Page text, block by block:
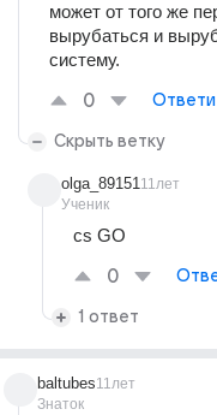
может от того же
вырубаться и
систему.
0
Скрыть ветку
olga_89151
Ученик
11лет
cs GO
0
1 ответ
baltubes
Знаток
11лет